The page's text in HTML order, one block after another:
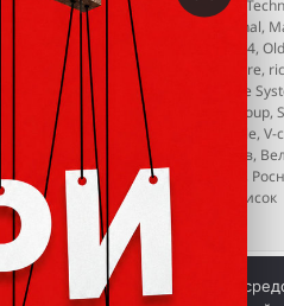
Financial Market
International
Market, Maxi Group International,
Mon Kes
Money Honey NYSE24,
Prosperity Case
Richness Empire,
Sermtech
Simple Mark Sincere
Group
Sollers Group Spark Group,
Trendex, Triada Provide Upscale,V-
Zsolutions
Алексей Ковальцов,
М-Групп, Мілтон, Патер Групп
Сбербанк-Инвест
, чёрный список
Добавить комментарий
гиперссылкой на сайт
Мы используем куки и